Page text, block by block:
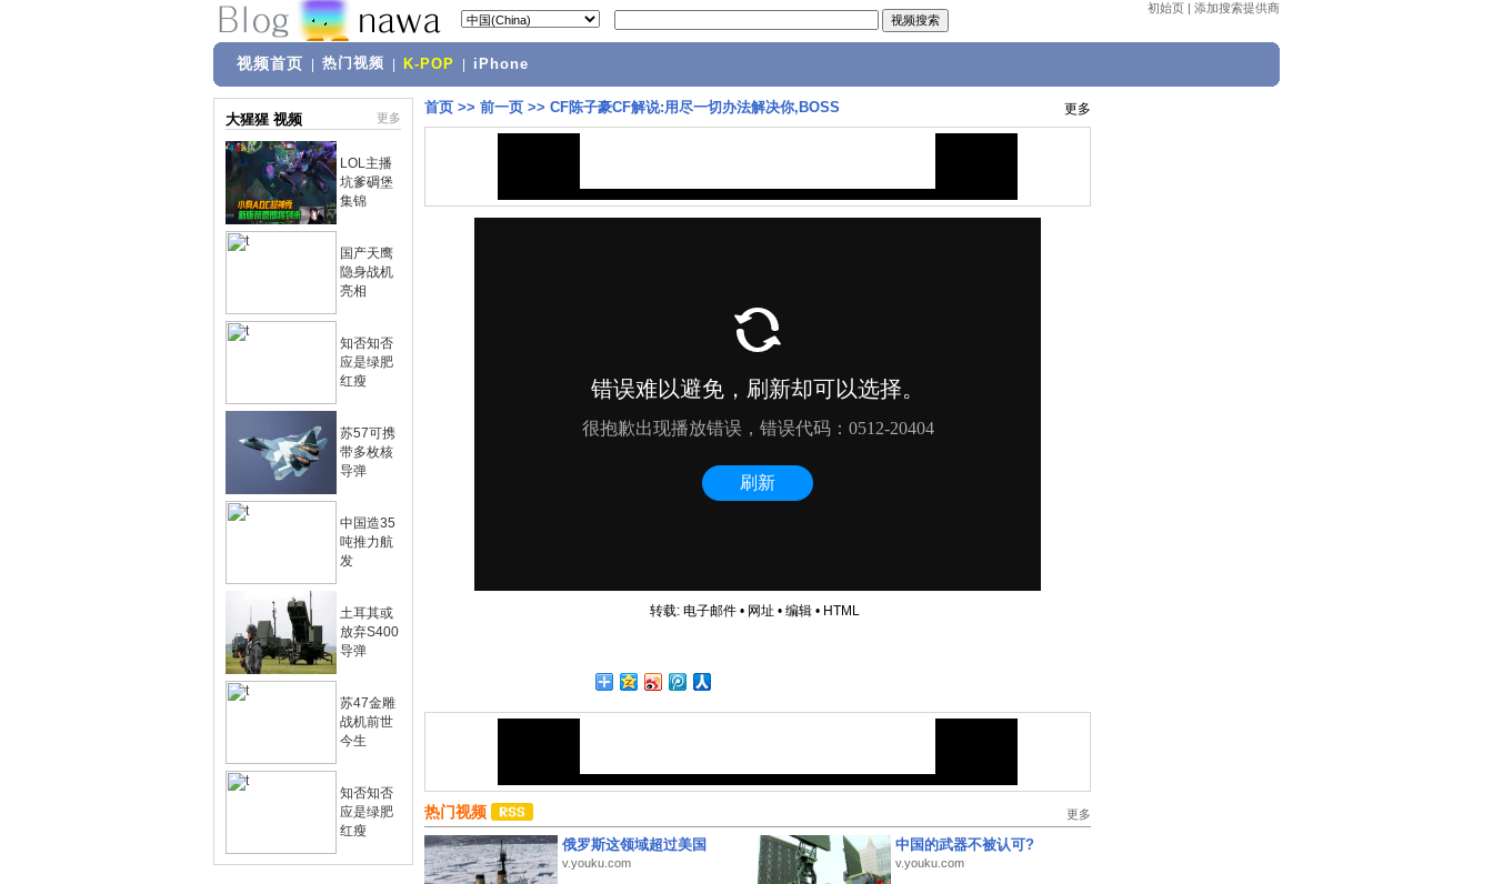
初始页 | 添加搜索提供商
视频首页 热门视频 K-POP iPhone
大猩猩 视频 更多
LOL主播
坑爹碉堡
集锦
国产天鹰
隐身战机
亮相
知否知否
应是绿肥
红瘦
苏57可携
带多枚核
导弹
中国造35
吨推力航
发
土耳其或
放弃S400
导弹
苏47金雕
战机前世
今生
知否知否
应是绿肥
红瘦
首页 >> 前一页 >> CF陈子豪CF解说:用尽一切办法解决你,BOSS 更多
转载: 电子邮件• 网址 • 编辑• HTML
热门视频 更多
俄罗斯这领域超过美国
v.youku.com
中国的武器不被认可?
v.youku.com